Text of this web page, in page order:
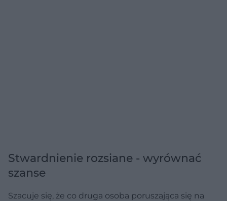
Stwardnienie rozsiane - wyrównać
szanse
Szacuje się, że co druga osoba poruszająca się na